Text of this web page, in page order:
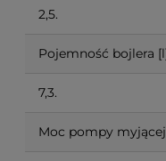
2,5.
Pojemność bojlera
7,3.
Moc pompy